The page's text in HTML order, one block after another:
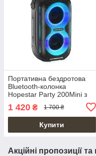
Портативна бездротова
Bluetooth-колонка
Hopestar Party 200Mini з
1 420 ₴ 1 700 ₴
Купити
Акційні пропозиції